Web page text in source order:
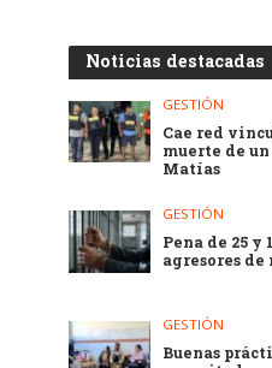
Noticias destacadas
GESTIÓN
Cae red
muerte de
Matías
GESTIÓN
Pena de 25 y
agresores de
GESTIÓN
Buenas